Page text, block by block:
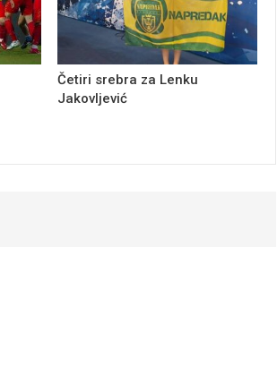
Četiri srebra za Lenku
Jakovljević